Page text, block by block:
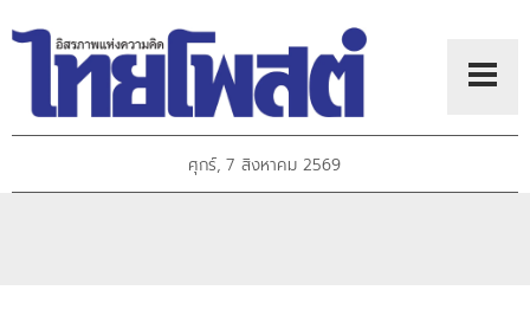
ศุกร์, 7 สิงหาคม 2569